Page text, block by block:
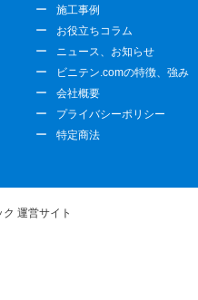
施工事例
お役立ちコラム
ニュース、お知らせ
ビニテン.comの特徴、強み
会社概要
プライバシーポリシー
特定商法
運営サイト